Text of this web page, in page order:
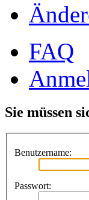
FAQ
Sie müssen
Benutzername:
Passwort: